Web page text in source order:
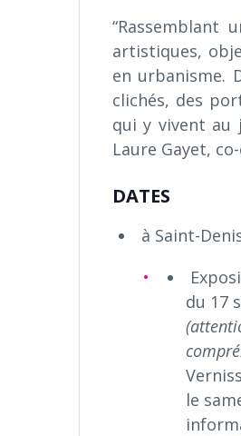
“Rassemblant
artistiques,
en urbanisme.
clichés, des
qui y vivent au
Laure Gayet,
DATES
à Saint-
du 17
le